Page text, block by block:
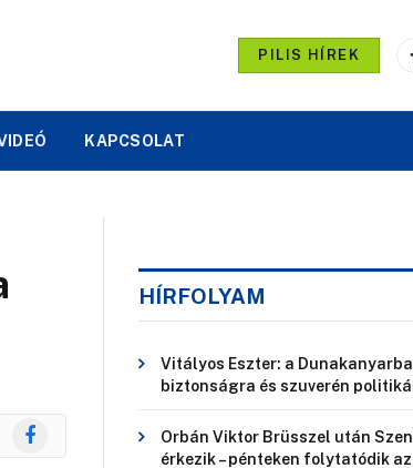
PILIS HÍREK
KAPCSOLAT
Facebook
HÍRFOLYAM
Vitályos Eszter: a
biztonságra és szuverén
Orbán Viktor Brüsszel után
érkezik – pénteken folytatódik